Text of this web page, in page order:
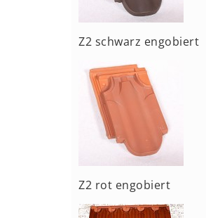
Z2 schwarz engobiert
Z2 rot engobiert